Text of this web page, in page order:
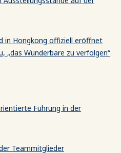
in Hongkong offiziell eröffnet
„das Wunderbare zu verfolgen“
Führung in der
Teammitglieder